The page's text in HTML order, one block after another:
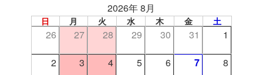
2026年 8月
日 月 火 水 木 金 土
26 27 28 29 30 31 1
2 3 4 5 6 7 8